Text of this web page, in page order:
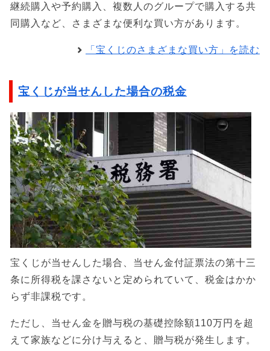
継続購入や予約購入、複数人のグループで購入する共
同購入など、さまざまな便利な買い方があります。
「宝くじのさまざまな買い方」を読む
宝くじが当せんした場合の税金
宝くじが当せんした場合、当せん金付証票法の第十三
条に所得税を課さないと定められていて、税金はかか
らず非課税です。
ただし、当せん金を贈与税の基礎控除額110万円を超
えて家族などに分け与えると、贈与税が発生します。